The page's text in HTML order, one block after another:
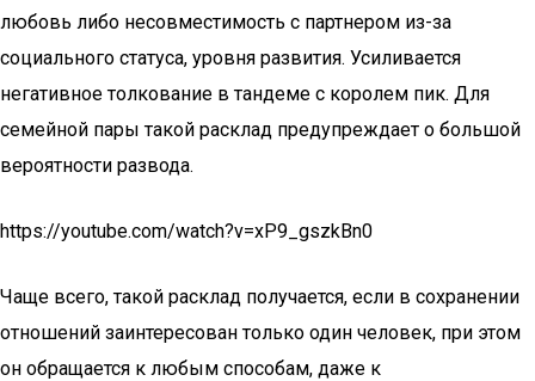
любовь либо несовместимость с партнером из-за
социального статуса, уровня развития. Усиливается
негативное толкование в тандеме с королем пик. Для
семейной пары такой расклад предупреждает о большой
вероятности развода.
https://youtube.com/watch?v=xP9_gszkBn0
Чаще всего, такой расклад получается, если в сохранении
отношений заинтересован только один человек, при этом
он обращается к любым способам, даже к